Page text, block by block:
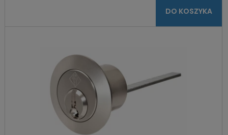
DO KOSZYKA